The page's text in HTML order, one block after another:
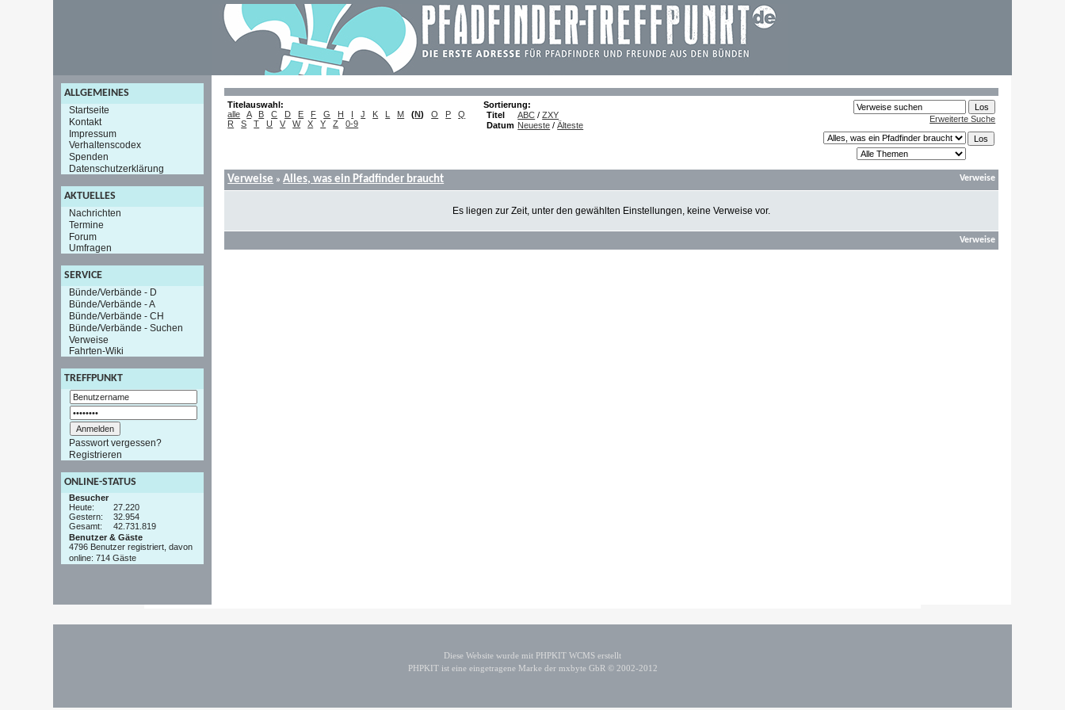
ALLGEMEINES
Startseite
Kontakt
Impressum
Verhaltenscodex
Spenden
Datenschutzerklärung
AKTUELLES
Nachrichten
Termine
Forum
Umfragen
SERVICE
Bünde/Verbände - D
Bünde/Verbände - A
Bünde/Verbände - CH
Bünde/Verbände - Suchen
Verweise
Fahrten-Wiki
TREFFPUNKT
Passwort vergessen?
Registrieren
ONLINE-STATUS
Besucher
Heute:
27.220
Gestern:
32.954
Gesamt:
42.731.819
Benutzer & Gäste
4796 Benutzer registriert, davon
online: 714 Gäste
Titelauswahl:
alle
A B C D E F G H I J K L M (N) O P
Q
R
S T U V W X Y Z 0-9
Sortierung:
Titel
ABC /ZXY
Datum Neueste /Älteste
Erweiterte Suche
Verweise »Alles, was ein Pfadfinder braucht Verweise
Es liegen zur Zeit, unter den gewählten Einstellungen, keine Verweise vor.
Verweise
Diese Website wurde mit PHPKIT WCMS erstellt
PHPKIT ist eine eingetragene Marke der mxbyte GbR © 2002-2012